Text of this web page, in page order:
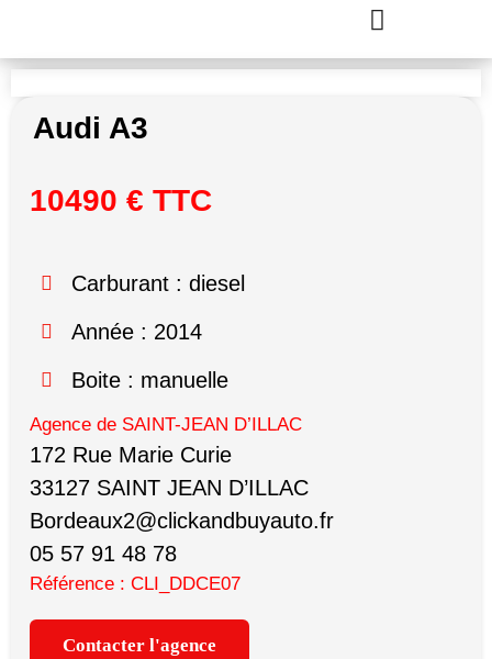
Audi A3
10490 € TTC
Carburant : diesel
Année : 2014
Boite : manuelle
Agence de SAINT-JEAN D’ILLAC
172 Rue Marie Curie
33127 SAINT JEAN D’ILLAC
Bordeaux2@clickandbuyauto.fr
05 57 91 48 78
Référence : CLI_DDCE07
Contacter l'agence